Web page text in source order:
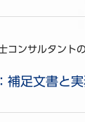
コンサルタント
補足文書と